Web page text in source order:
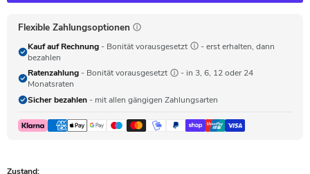
Flexible Zahlungsoptionen
Kauf auf Rechnung - Bonität vorausgesetzt
- erst erhalten, dann
bezahlen
Ratenzahlung - Bonität vorausgesetzt
- in 3, 6, 12 oder 24
Monatsraten
Sicher bezahlen - mit allen gängigen Zahlungsarten
Zustand: